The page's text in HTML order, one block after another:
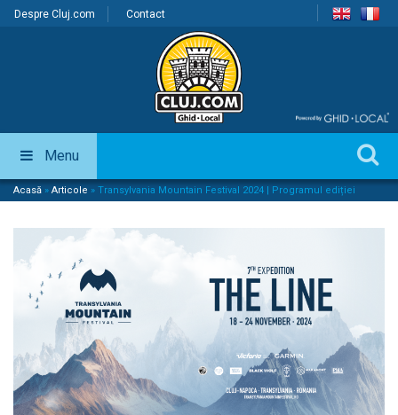
Despre Cluj.com Contact
Menu
Acasă » Articole » Transylvania Mountain Festival 2024 | Programul ediției